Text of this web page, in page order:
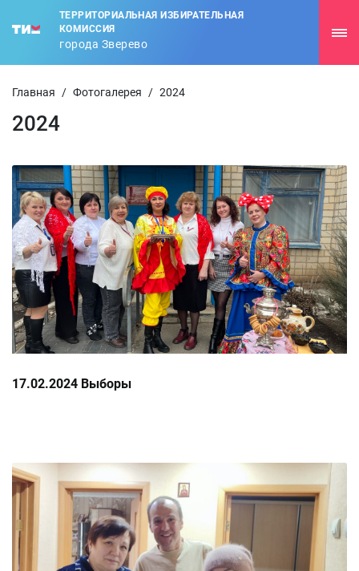
ТЕРРИТОРИАЛЬНАЯ ИЗБИРАТЕЛЬНАЯ
КОМИССИЯ
города Зверево
Главная / Фотогалерея / 2024
2024
17.02.2024 Выборы